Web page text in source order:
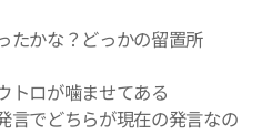
たかな？どっかの留置所
トロが噛ませてある
言でどちらが現在の発言なの